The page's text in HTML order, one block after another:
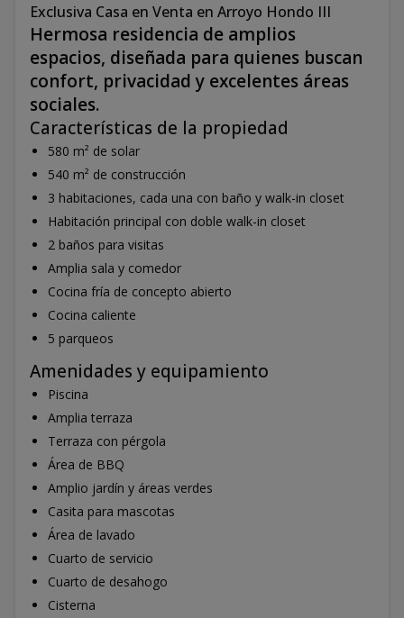
Exclusiva Casa en Venta en Arroyo Hondo III
Hermosa residencia de amplios
espacios, diseñada para quienes buscan
confort, privacidad y excelentes áreas
sociales.
Características de la propiedad
580 m² de solar
540 m² de construcción
3 habitaciones, cada una con baño y walk-in closet
Habitación principal con doble walk-in closet
2 baños para visitas
Amplia sala y comedor
Cocina fría de concepto abierto
Cocina caliente
5 parqueos
Amenidades y equipamiento
Piscina
Amplia terraza
Terraza con pérgola
Área de BBQ
Amplio jardín y áreas verdes
Casita para mascotas
Área de lavado
Cuarto de servicio
Cuarto de desahogo
Cisterna